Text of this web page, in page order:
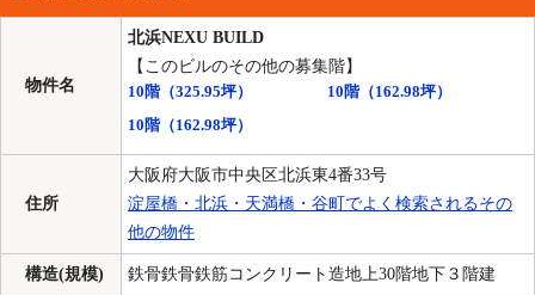
物件名
北浜NEXU BUILD
【このビルのその他の募集階】
10階（325.95坪） 10階（162.98坪）
10階（162.98坪）
住所
大阪府大阪市中央区北浜東4番33号
淀屋橋・北浜・天満橋・谷町でよく検索されるその
他の物件
構造(規模) 鉄骨鉄骨鉄筋コンクリート造地上30階地下３階建